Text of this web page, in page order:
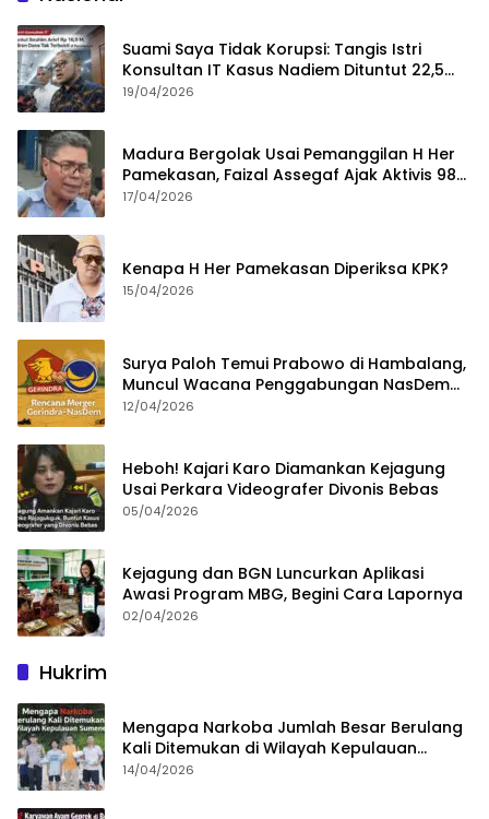
Suami Saya Tidak Korupsi: Tangis Istri
Konsultan IT Kasus Nadiem Dituntut 22,5
Tahun
19/04/2026
Madura Bergolak Usai Pemanggilan H Her
Pamekasan, Faizal Assegaf Ajak Aktivis 98
Bongkar Permainan KPK
17/04/2026
Kenapa H Her Pamekasan Diperiksa KPK?
15/04/2026
Surya Paloh Temui Prabowo di Hambalang,
Muncul Wacana Penggabungan NasDem
dan Gerindra
12/04/2026
Heboh! Kajari Karo Diamankan Kejagung
Usai Perkara Videografer Divonis Bebas
05/04/2026
Kejagung dan BGN Luncurkan Aplikasi
Awasi Program MBG, Begini Cara Lapornya
02/04/2026
Hukrim
Mengapa Narkoba Jumlah Besar Berulang
Kali Ditemukan di Wilayah Kepulauan
Sumenep?
14/04/2026